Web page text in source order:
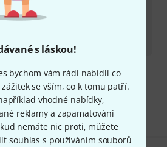
s láskou!
bychom vám rádi nabídli co
se vším, co k tomu patří.
vhodné nabídky,
reklamy a zapamatování
nemáte nic proti, můžete
souhlas s používáním souborů
Producer Upgrade Plan
Kč
zdarma nad 4 900 Kč
ceny včetně DPH